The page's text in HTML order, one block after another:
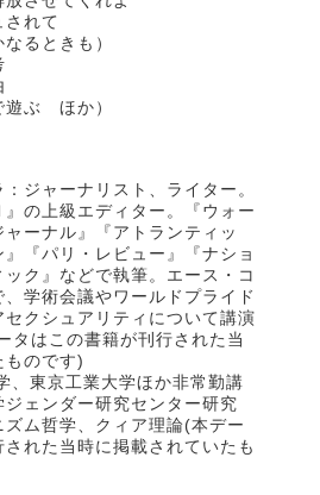
されて
るときも）
遊ぶ ほか）
ジャーナリスト、ライター。
の上級エディター。『ウォー
ーナル』『アトランティッ
『パリ・レビュー』『ナショ
ク』などで執筆。エース・コ
、学術会議やワールドプライド
クシュアリティについて講演
タはこの書籍が刊行された当
ものです)
、東京工業大学ほか非常勤講
ェンダー研究センター研究
ズム哲学、クィア理論(本デー
れた当時に掲載されていたも